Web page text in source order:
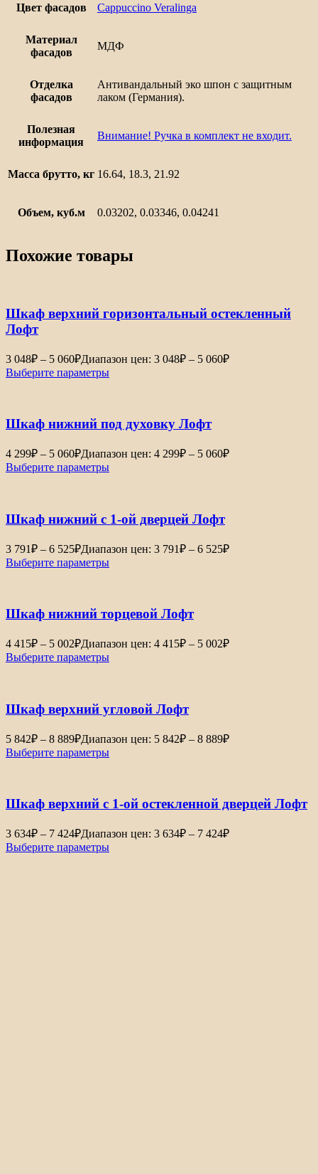
Цвет фасадов Cappuccino Veralinga
Материал
фасадов
МДФ
Отделка
фасадов
Антивандальный эко шпон с защитным
лаком (Германия).
Полезная
информация
Внимание! Ручка в комплект не входит.
Масса брутто, кг 16.64, 18.3, 21.92
Объем, куб.м 0.03202, 0.03346, 0.04241
Похожие товары
Шкаф верхний горизонтальный остекленный
Лофт
3 048₽ – 5 060₽Диапазон цен: 3 048₽ – 5 060₽
Выберите параметры
Шкаф нижний под духовку Лофт
4 299₽ – 5 060₽Диапазон цен: 4 299₽ – 5 060₽
Выберите параметры
Шкаф нижний с 1-ой дверцей Лофт
3 791₽ – 6 525₽Диапазон цен: 3 791₽ – 6 525₽
Выберите параметры
Шкаф нижний торцевой Лофт
4 415₽ – 5 002₽Диапазон цен: 4 415₽ – 5 002₽
Выберите параметры
Шкаф верхний угловой Лофт
5 842₽ – 8 889₽Диапазон цен: 5 842₽ – 8 889₽
Выберите параметры
Шкаф верхний с 1-ой остекленной дверцей Лофт
3 634₽ – 7 424₽Диапазон цен: 3 634₽ – 7 424₽
Выберите параметры